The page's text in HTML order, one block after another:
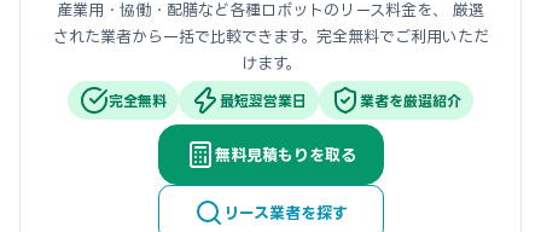
産業用・協働・配膳など各種ロボットのリース料金を、
厳選
された業者から一括で比較できます。完全無料でご利用いただ
けます。
完全無料 最短翌営業日 業者を厳選紹介
無料見積もりを取る
リース業者を探す